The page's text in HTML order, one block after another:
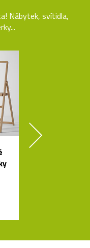
Nábytek, svítidla,